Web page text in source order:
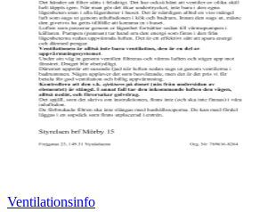
Ventilationsinfo